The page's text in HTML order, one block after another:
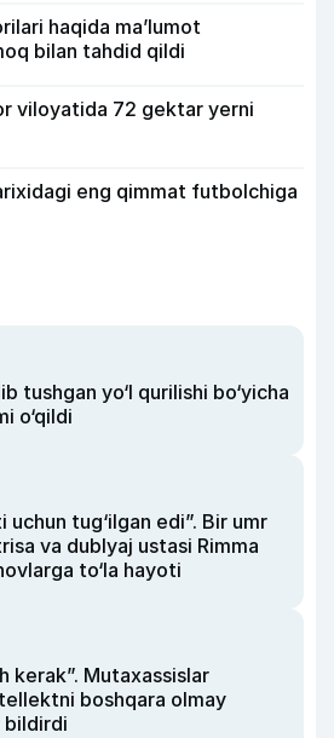
haqida ma’lumot
bilan tahdid qildi
viloyatida 72 gektar yerni
eng qimmat futbolchiga
tushgan yo‘l qurilishi bo‘yicha
o‘qildi
uchun tug‘ilgan edi”. Bir umr
va dublyaj ustasi Rimma
to‘la hayoti
kerak”. Mutaxassislar
boshqara olmay
bildirdi